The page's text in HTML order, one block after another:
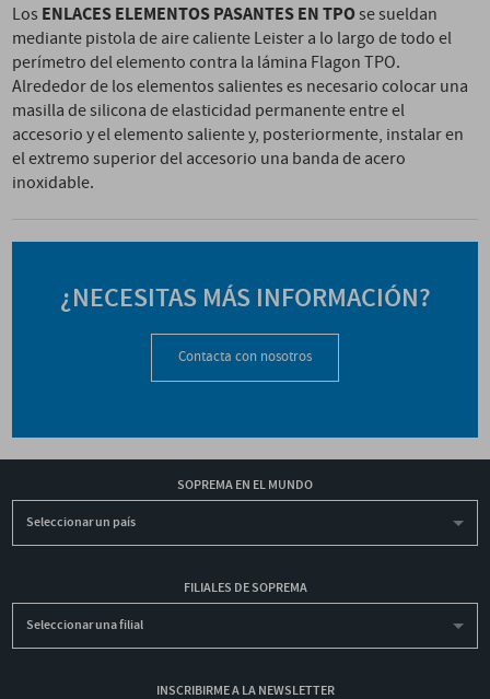
Los ENLACES ELEMENTOS PASANTES EN TPOse sueldan
mediante pistola de aire caliente Leister a lo largo de todo el
perímetro del elemento contra la lámina Flagon TPO.
Alrededor de los elementos salientes es necesario colocar una
masilla de silicona de elasticidad permanente entre el
accesorio y el elemento saliente y, posteriormente, instalar en
el extremo superior del accesorio una banda de acero
inoxidable.
¿NECESITAS MÁS INFORMACIÓN?
Contacta con nosotros
SOPREMA EN EL MUNDO
Seleccionar un país
FILIALES DE SOPREMA
Seleccionar una filial
INSCRIBIRME A LA NEWSLETTER